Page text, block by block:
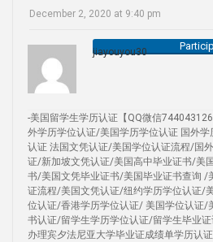
December 2, 2020 at 9:40 pm
jiayouyou30
-美国留学生学历认证【QQ微信
外学历学位认证/美国学历学位认证 国外
认证 法国文凭认证/美国学位认证流程/国
证/新加坡文凭认证/美国高中毕业证书/美
书/美国文凭毕业证书/美国毕业证书查询 /
证流程/美国文凭认证/纽约学历学位认证/
位认证/香港学历学位认证/ 美国学位认证/
书认证/留学生学历学位认证/留学生毕业
办理宾夕法尼亚大学毕业证成绩单学历认